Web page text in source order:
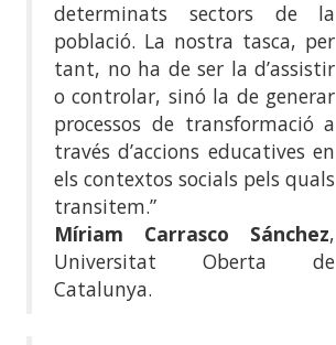
determinats sectors de la
població. La nostra tasca, per
tant, no ha de ser la d’assistir
o controlar, sinó la de generar
processos de transformació a
través d’accions educatives en
els contextos socials pels quals
transitem.”
Míriam Carrasco Sánchez,
Universitat Oberta de
Catalunya.